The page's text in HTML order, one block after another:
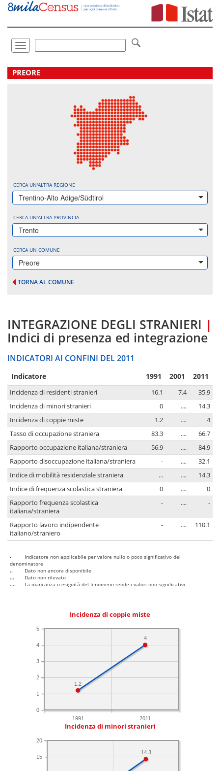
Vai
direttamente
Toggle
navigation
.
PREORE
CERCA UN'ALTRA REGIONE
Trentino-Alto Adige/Südtirol
CERCA UN'ALTRA PROVINCIA
Trento
CERCA UN COMUNE
Preore
TORNA AL COMUNE
INTEGRAZIONE DEGLI STRANIERI |
Indici di presenza ed integrazione
INDICATORI AI CONFINI DEL 2011
Indicatore 1991 2001 2011
Incidenza di residenti stranieri 16.1 7.4
35.9
Incidenza di minori stranieri
0 ....
14.3
Incidenza di coppie miste
1.2 ....
4
Tasso di occupazione straniera
83.3 ....
66.7
Rapporto occupazione italiana/straniera
56.9 ....
84.9
Rapporto disoccupazione italiana/straniera
- ....
32.1
Indice di mobilità residenziale straniera
... ....
14.3
Indice di frequenza scolastica straniera
0 ....
0
Rapporto frequenza scolastica
italiana/straniera
- .... -
Rapporto lavoro indipendente
italiano/straniero
- .... 110.1
-
Indicatore non applicabile per valore nullo o poco significativo del
denominatore
..
Dato non ancora disponibile
...
Dato non rilevato
....
La mancanza o esiguità del fenomeno rende i valori non significativi
Incidenza di coppie miste
1991 2011
0
1
2
3
4
5
4
1.2
Incidenza di minori stranieri
15
20
14.3